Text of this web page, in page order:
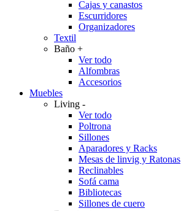
Cajas y canastos
Escurridores
Organizadores
Textil
Baño +
Ver todo
Alfombras
Accesorios
Muebles
Living -
Ver todo
Poltrona
Sillones
Aparadores y Racks
Mesas de linvig y Ratonas
Reclinables
Sofá cama
Bibliotecas
Sillones de cuero